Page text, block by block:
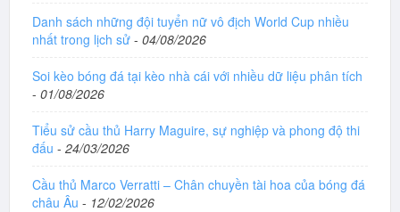
Danh sách những đội tuyển nữ vô địch World Cup nhiều
nhất trong lịch sử - 04/08/2026
Soi kèo bóng đá tại kèo nhà cái với nhiều dữ liệu phân tích
- 01/08/2026
Tiểu sử cầu thủ Harry Maguire, sự nghiệp và phong độ thi
đấu - 24/03/2026
Cầu thủ Marco Verratti – Chân chuyền tài hoa của bóng đá
châu Âu - 12/02/2026